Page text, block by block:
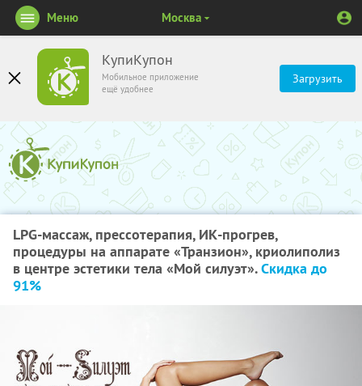
КупиКупон
Мобильное приложение
ещё удобнее
Загрузить
Меню Москва
LPG-массаж, прессотерапия, ИК-прогрев,
процедуры на аппарате «Транзион», криолиполиз
в центре эстетики тела «Мой силуэт».Скидка до
91%